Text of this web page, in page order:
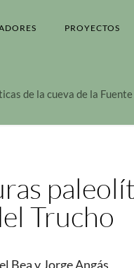
PROYECTOS
de la cueva de la
Trucho
Bea y Jorge Angás